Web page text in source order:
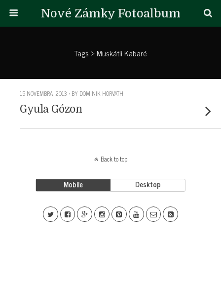
Nové Zámky Fotoalbum
Tags › Muskátli Kabaré
15 NOVEMBRA, 2013 • BY DOMINIK HORVATH
Gyula Gózon
Back to top
Mobile Desktop